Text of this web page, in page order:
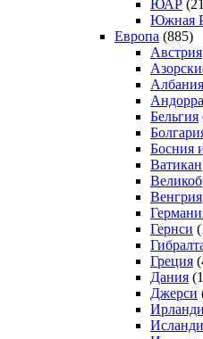
ЮАР
Южная
Европа (885)
Австрия
Албания
Андорра
Бельгия
Босния
Ватикан
Венгрия
Гернси
Греция
Дания
Джерси